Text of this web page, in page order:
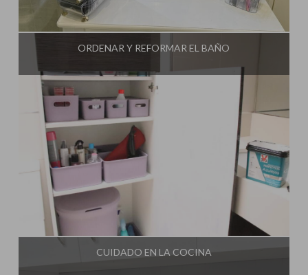
ORDENAR Y REFORMAR EL BAÑO
Influencer:
CUIDADO EN LA COCINA